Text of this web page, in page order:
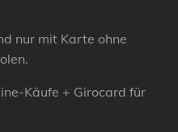
nur mit Karte ohne
Käufe + Girocard für